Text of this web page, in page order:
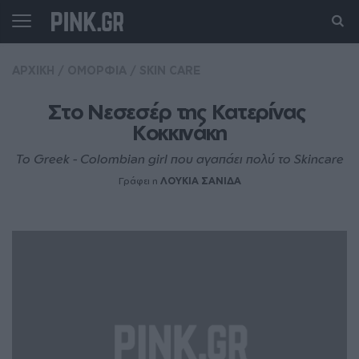
Στο Νεσεσέρ της Κατερίνας
Κοκκινάκη
To Greek - Colombian girl που αγαπάει πολύ το Skincare
Γράφει η ΛΟΥΚΙΑ ΣΑΝΙΔΑ